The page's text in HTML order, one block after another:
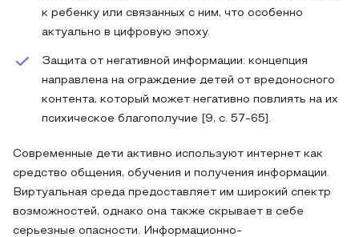
к ребенку или связанных с ним, что особенно
актуально в цифровую эпоху.
Защита от негативной информации: концепция
направлена на ограждение детей от вредоносного
контента, который может негативно повлиять на их
психическое благополучие [9, с. 57-65].
Современные дети активно используют интернет как
средство общения, обучения и получения информации.
Виртуальная среда предоставляет им широкий спектр
возможностей, однако она также скрывает в себе
серьезные опасности. Информационно-